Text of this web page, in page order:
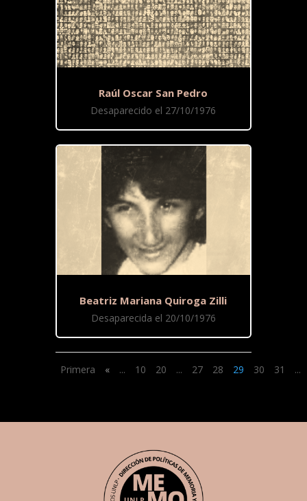
Raúl Oscar San Pedro
Desaparecido el 27/10/1976
Beatriz Mariana Quiroga Zilli
Desaparecida el 20/10/1976
Primera « ... 10 20 ... 27 28 29 30 31 ...